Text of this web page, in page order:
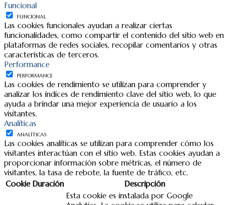
Funcional
FUNCIONAL
Las cookies funcionales ayudan a realizar ciertas
funcionalidades, como compartir el contenido del sitio web en
plataformas de redes sociales, recopilar comentarios y otras
características de terceros.
Performance
PERFORMANCE
Las cookies de rendimiento se utilizan para comprender y
analizar los índices de rendimiento clave del sitio web, lo que
ayuda a brindar una mejor experiencia de usuario a los
visitantes.
Analíticas
ANALÍTICAS
Las cookies analíticas se utilizan para comprender cómo los
visitantes interactúan con el sitio web. Estas cookies ayudan a
proporcionar información sobre métricas, el número de
visitantes, la tasa de rebote, la fuente de tráfico, etc.
Cookie Duración
Descripción
Esta cookie es instalada por Google